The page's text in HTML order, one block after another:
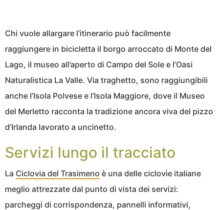
Chi vuole allargare l’itinerario può facilmente
raggiungere in bicicletta il borgo arroccato di Monte del
Lago, il museo all’aperto di Campo del Sole e l’Oasi
Naturalistica La Valle. Via traghetto, sono raggiungibili
anche l’Isola Polvese e l’Isola Maggiore, dove il Museo
del Merletto racconta la tradizione ancora viva del pizzo
d’Irlanda lavorato a uncinetto.
Servizi lungo il tracciato
La Ciclovia del Trasimeno è una delle ciclovie italiane
meglio attrezzate dal punto di vista dei servizi:
parcheggi di corrispondenza, pannelli informativi,